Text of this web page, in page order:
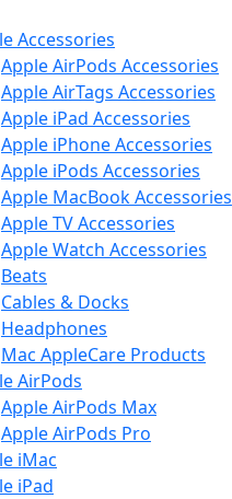
Accessories
Apple AirPods Accessories
Apple AirTags Accessories
Apple iPad Accessories
Apple iPhone Accessories
Apple iPods Accessories
Apple MacBook Accessories
Apple TV Accessories
Apple Watch Accessories
Beats
Cables & Docks
Headphones
Mac AppleCare Products
AirPods
Apple AirPods Max
Apple AirPods Pro
iMac
iPad